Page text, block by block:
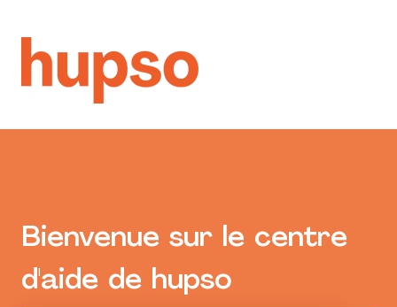
Bienvenue sur le centre
d'aide de hupso